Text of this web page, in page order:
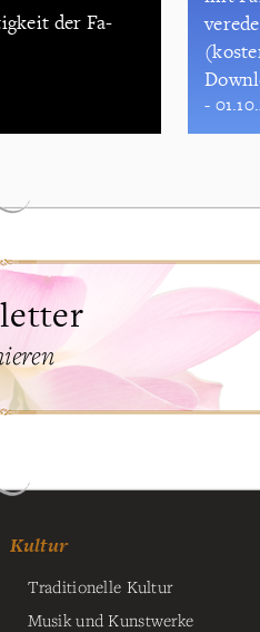
der Fa-
-
Kultur
Traditionelle Kultur
Musik und Kunstwerke